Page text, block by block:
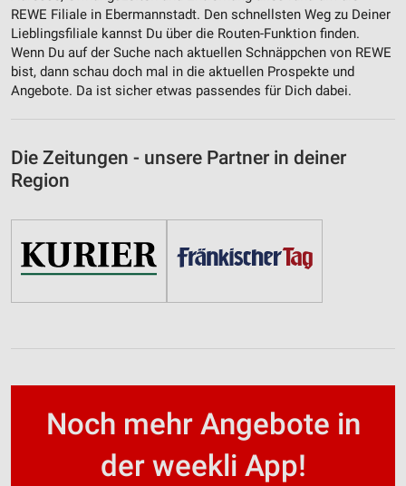
REWE Filiale in Ebermannstadt. Den schnellsten Weg zu Deiner
Lieblingsfiliale kannst Du über die Routen-Funktion finden.
Wenn Du auf der Suche nach aktuellen Schnäppchen von REWE
bist, dann schau doch mal in die aktuellen Prospekte und
Angebote. Da ist sicher etwas passendes für Dich dabei.
Die Zeitungen - unsere Partner in deiner
Region
Noch mehr Angebote in
der weekli App!